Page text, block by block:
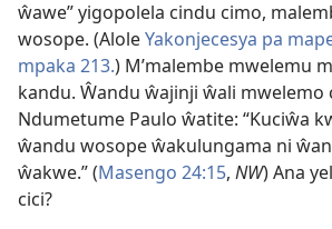
ŵawe” yigopolela cindu cimo,
wosope. (AloleYakonjecesya pa
mpaka 213.) M’malembe mwelemu
kandu. Ŵandu ŵajinji ŵali mwelemo
Ndumetume Paulo ŵatite: “Kuciŵa
ŵandu wosope ŵakulungama ni
ŵakwe.” (Masengo 24:15, NW) Ana
cici?